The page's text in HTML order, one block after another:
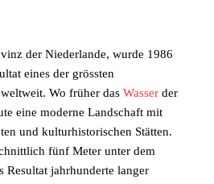
der Niederlande, wurde 1986
eines der grössten
Wo früher das Wasser der
eine moderne Landschaft mit
und kulturhistorischen Stätten.
fünf Meter unter dem
Resultat jahrhunderte langer